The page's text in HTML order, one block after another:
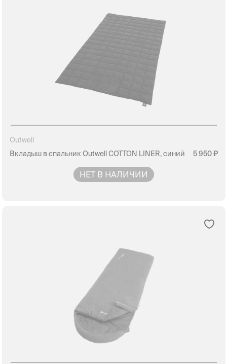
Outwell
Вкладыш в спальник Outwell COTTON LINER, синий
5 950
НЕТ В НАЛИЧИИ